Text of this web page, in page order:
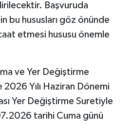
Başvuruda
bu hususları göz önünde
etmesi hususu önemle
ve Yer Değiştirme
Yılı Haziran Dönemi
Yer Değiştirme Suretiyle
tarihi Cuma günü